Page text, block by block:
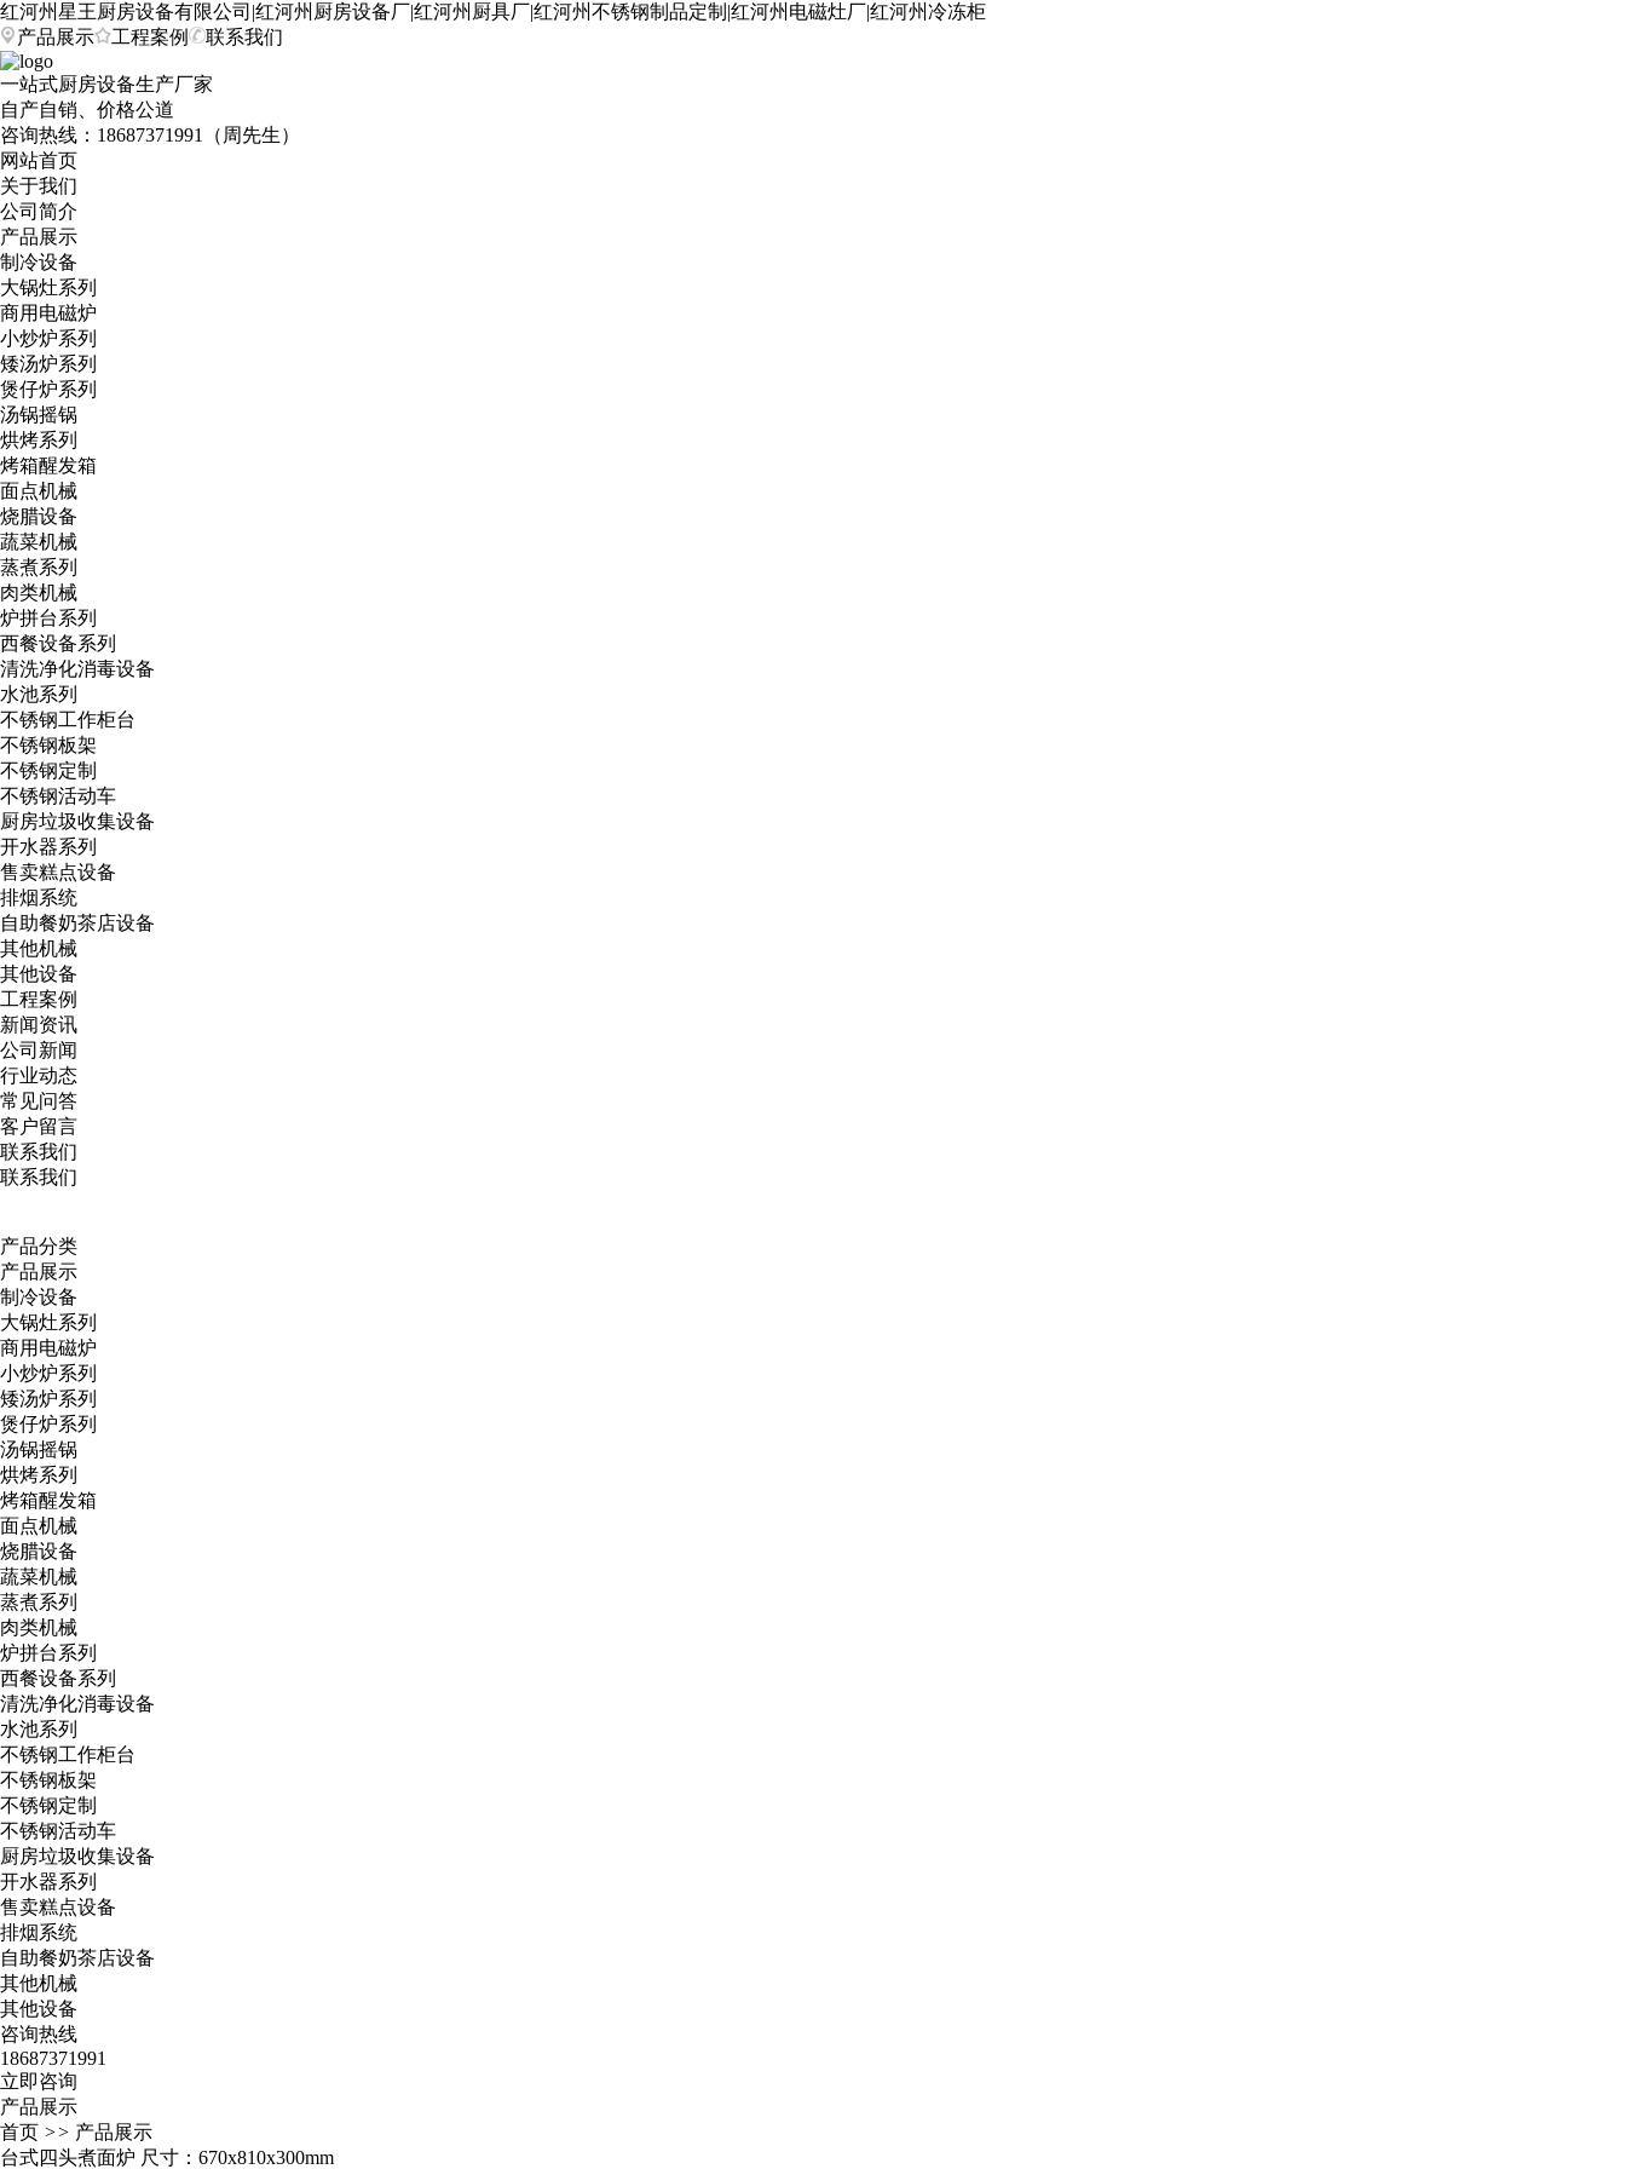
红河州星王厨房设备有限公司|红河州厨房设备厂|红河州厨具厂|红河州不锈钢制品定制|红河州电磁灶厂|红河州冷冻柜
产品展示
工程案例 联系我们
一站式厨房设备生产厂家
自产自销、价格公道
咨询热线： 18687371991（周先生）
网站首页
关于我们
公司简介
产品展示
制冷设备
大锅灶系列
商用电磁炉
小炒炉系列
矮汤炉系列
煲仔炉系列
汤锅摇锅
烘烤系列
烤箱醒发箱
面点机械
烧腊设备
蔬菜机械
蒸煮系列
肉类机械
炉拼台系列
西餐设备系列
清洗净化消毒设备
水池系列
不锈钢工作柜台
不锈钢板架
不锈钢定制
不锈钢活动车
厨房垃圾收集设备
开水器系列
售卖糕点设备
排烟系统
自助餐奶茶店设备
其他机械
其他设备
工程案例
新闻资讯
公司新闻
行业动态
常见问答
客户留言
联系我们
联系我们
产品分类
产品展示
制冷设备
大锅灶系列
商用电磁炉
小炒炉系列
矮汤炉系列
煲仔炉系列
汤锅摇锅
烘烤系列
烤箱醒发箱
面点机械
烧腊设备
蔬菜机械
蒸煮系列
肉类机械
炉拼台系列
西餐设备系列
清洗净化消毒设备
水池系列
不锈钢工作柜台
不锈钢板架
不锈钢定制
不锈钢活动车
厨房垃圾收集设备
开水器系列
售卖糕点设备
排烟系统
自助餐奶茶店设备
其他机械
其他设备
咨询热线
18687371991
立即咨询
产品展示
首页 >> 产品展示
台式四头煮面炉 尺寸：670x810x300mm